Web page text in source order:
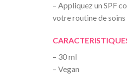
– Appliquez un SPF
votre routine de
– 30 ml
– Vegan